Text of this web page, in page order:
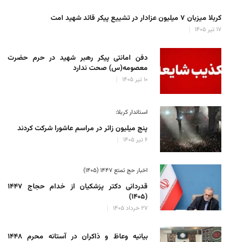
کربلا میزبان ۷ میلیون عزادار در تشییع پیکر قائد شهید امت
۱۷ تیر ۱۴۰۵
دفن امانتی پیکر رهبر شهید در حرم حضرت
معصومه(س) صحت ندارد
۱۰ تیر ۱۴۰۵
استاندار کربلا:
پنج میلیون زائر در مراسم عاشورا شرکت کردند
۶ تیر ۱۴۰۵
اخبار حج تمتع ۱۴۴۷ (۱۴۰۵)
قدردانی دکتر پزشکیان از خدام حجاج ۱۴۴۷
(۱۴۰۵)
۲۷ خرداد ۱۴۰۵
بیانیه وعاظ و ذاکران در آستانه محرم ۱۴۴۸